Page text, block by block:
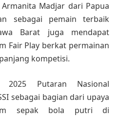
Madjar dari Papua
sebagai pemain terbaik
Barat juga mendapat
Fair Play berkat permainan
kompetisi.
Putaran Nasional
sebagai bagian dari upaya
sepak bola putri di